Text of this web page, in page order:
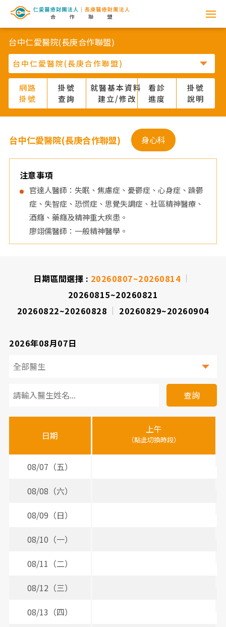
網
路
掛
號
系
統
-
仁
愛
院
台中仁愛醫院(長庚合作聯盟)
網路
掛號
掛號
查詢
就醫基本資料
建立/修改
看診
進度
掛號
說明
台中仁愛醫院(長庚合作聯盟) 身心科
注意事項
官達人醫師：失眠、焦慮症、憂鬱症、心身症、躁鬱
症、失智症、恐慌症、思覺失調症、社區精神醫療、
酒癮、藥癮及精神重大疾患。
廖翊儒醫師：一般精神醫學。
日期區間選擇 : 20260807~20260814
20260815~20260821
20260822~20260828
20260829~20260904
2026年08月07日
診
醫
時
查詢
日期
上午
（點此切換時段）
08/07（五）
08/08（六）
08/09（日）
08/10（一）
08/11（二）
08/12（三）
08/13（四）